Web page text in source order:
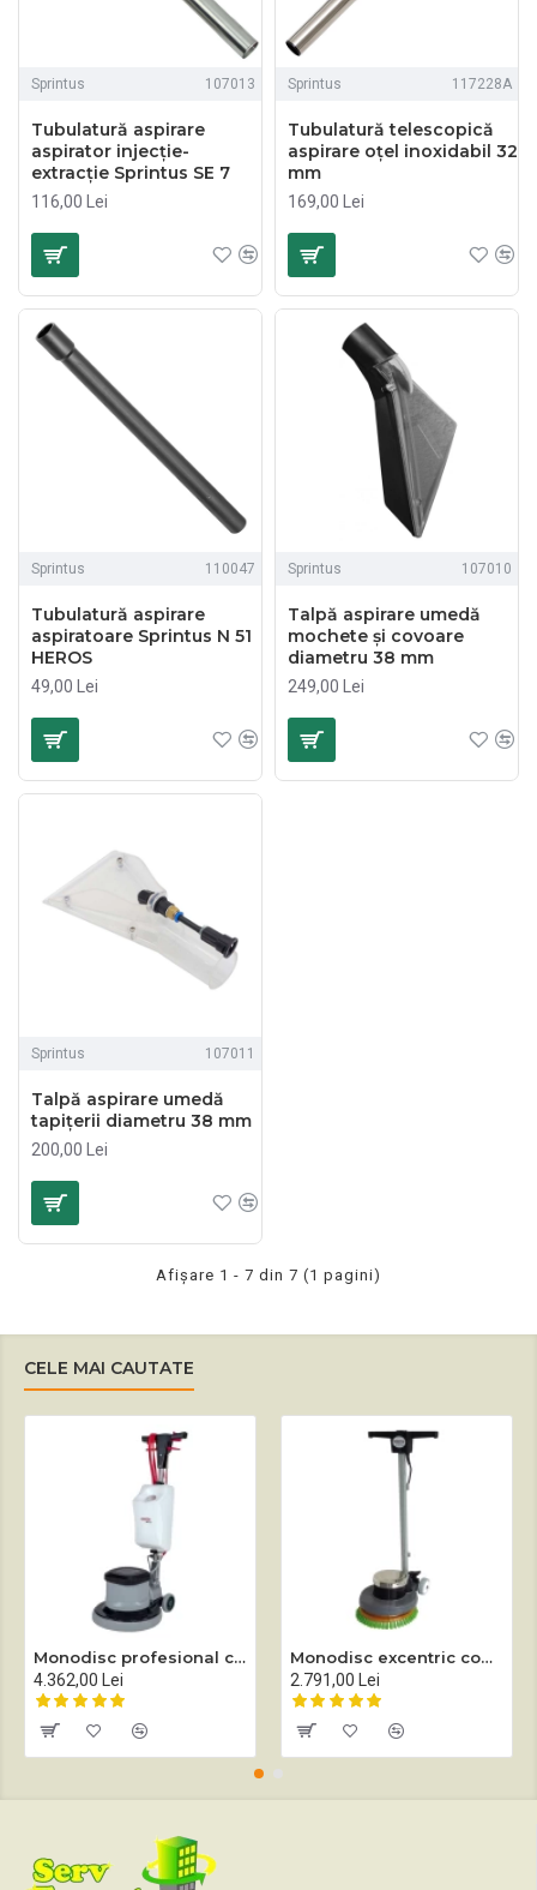
Sprintus 107013
Tubulatură aspirare
aspirator injecție-
extracție Sprintus SE 7
116,00 Lei
Sprintus 117228A
Tubulatură telescopică
aspirare oțel inoxidabil 32
mm
169,00 Lei
Sprintus 110047
Tubulatură aspirare
aspiratoare Sprintus N 51
HEROS
49,00 Lei
Sprintus 107010
Talpă aspirare umedă
mochete și covoare
diametru 38 mm
249,00 Lei
Sprintus 107011
Talpă aspirare umedă
tapițerii diametru 38 mm
200,00 Lei
Afişare 1 - 7 din 7 (1 pagini)
CELE MAI CAUTATE
Monodisc profesional complet echipat Sprintus EM 17 EVO
4.362,00 Lei
Monodisc excentric complet echipat Sprintus EEM 13R
2.791,00 Lei